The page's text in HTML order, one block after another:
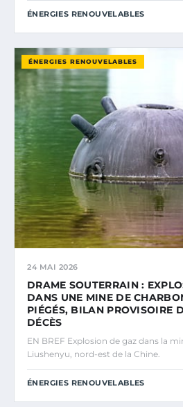
ÉNERGIES RENOUVELABLES
ÉNERGIES RENOUVELABLES
24 MAI 2026
DRAME SOUTERRAIN :
DANS UNE MINE DE
PIÉGÉS, BILAN PROVISOIRE
DÉCÈS
EN BREF Explosion de gaz dans la
Liushenyu, nord-est de la Chine.
ÉNERGIES RENOUVELABLES